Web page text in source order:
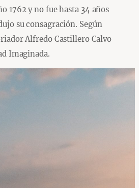
1762 y no fue hasta 34 años
su consagración. Según
Alfredo Castillero Calvo
Imaginada.